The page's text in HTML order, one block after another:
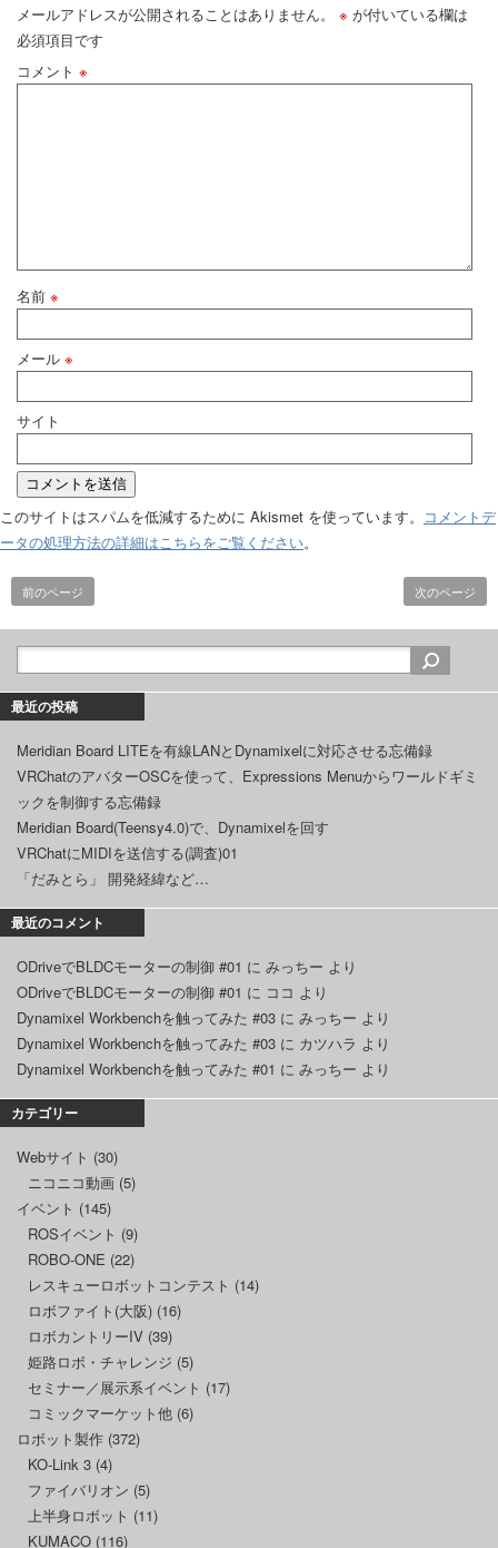
メールアドレスが公開されることはありません。 ※ が付いている欄は
必須項目です
コメント ※
名前 ※
メール ※
サイト
このサイトはスパムを低減するために Akismet を使っています。 コメントデ
ータの処理方法の詳細はこちらをご覧ください。
前のページ 次のページ
最近の投稿
Meridian Board LITEを有線LANとDynamixelに対応させる忘備録
VRChatのアバターOSCを使って、Expressions Menuからワールドギミ
ックを制御する忘備録
Meridian Board(Teensy4.0)で、Dynamixelを回す
VRChatにMIDIを送信する(調査)01
「だみとら」 開発経緯など…
最近のコメント
ODriveでBLDCモーターの制御 #01 に みっちー より
ODriveでBLDCモーターの制御 #01 に ココ より
Dynamixel Workbenchを触ってみた #03 に みっちー より
Dynamixel Workbenchを触ってみた #03 に カツハラ より
Dynamixel Workbenchを触ってみた #01 に みっちー より
カテゴリー
Webサイト (30)
ニコニコ動画 (5)
イベント (145)
ROSイベント (9)
ROBO-ONE (22)
レスキューロボットコンテスト (14)
ロボファイト(大阪) (16)
ロボカントリーIV (39)
姫路ロボ・チャレンジ (5)
セミナー／展示系イベント (17)
コミックマーケット他 (6)
ロボット製作 (372)
KO-Link 3 (4)
ファイバリオン (5)
上半身ロボット (11)
KUMACO (116)